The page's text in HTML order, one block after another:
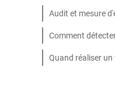
Audit et mesure
Comment
Quand réaliser